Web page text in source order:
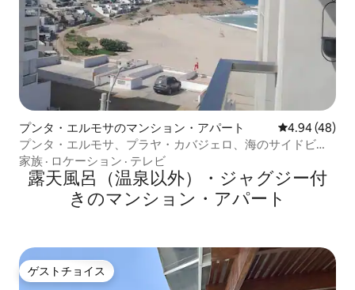
プンタ・エルモサのマンション・アパート レビュー48
4.94 (48)
プンタ・エルモサ、プラヤ・カバジェロ、海のサイドビュ
ー。
家族 · ロケーション · テレビ
露天風呂（温泉以外）・ジャグジー付
きのマンション・アパート
ゲストチョイス
ゲストチョイス